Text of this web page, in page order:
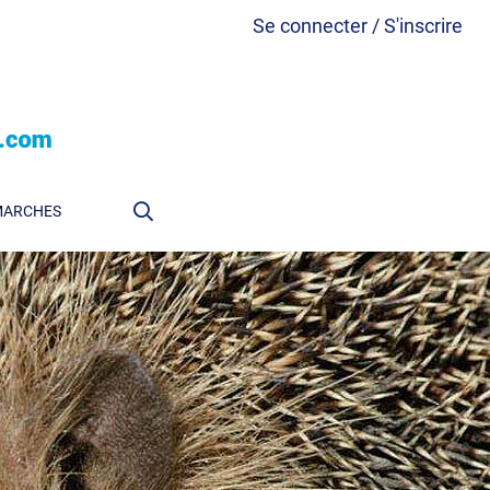
Se connecter / S'inscrire